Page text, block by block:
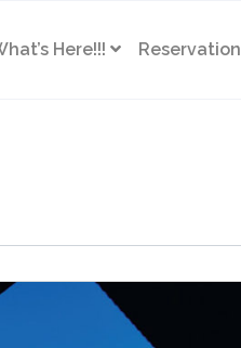
Here!!! Reservation